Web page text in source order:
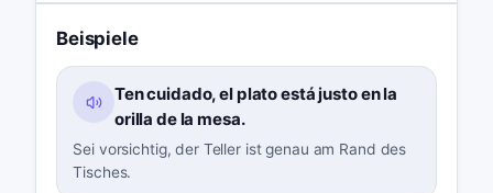
Beispiele
Ten cuidado, el plato está justo en la
orilla de la mesa.
Sei vorsichtig, der Teller ist genau am Rand des
Tisches.